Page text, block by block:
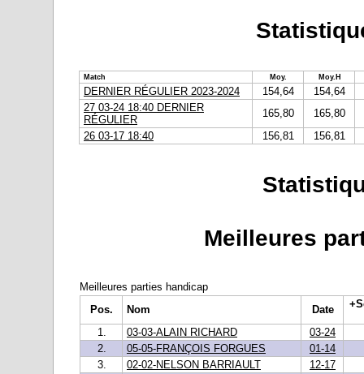
Match Moy. Moy.H
DERNIER RÉGULIER 2023-2024 154,64
154,64
27 03-24 18:40 DERNIER
RÉGULIER
165,80
165,80
26 03-17 18:40
156,81 156,81
Meilleures
Meilleures parties handicap
Pos.
Nom Date
1.
03-03-ALAIN RICHARD
03-24
2.
05-05-FRANÇOIS FORGUES
01-14
3.
02-02-NELSON BARRIAULT
12-17